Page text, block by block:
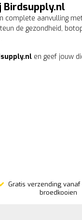
Birdsupply.nl
complete aanvulling
de gezondheid,
en geef jouw
Gratis verzending vanaf
broedkooien